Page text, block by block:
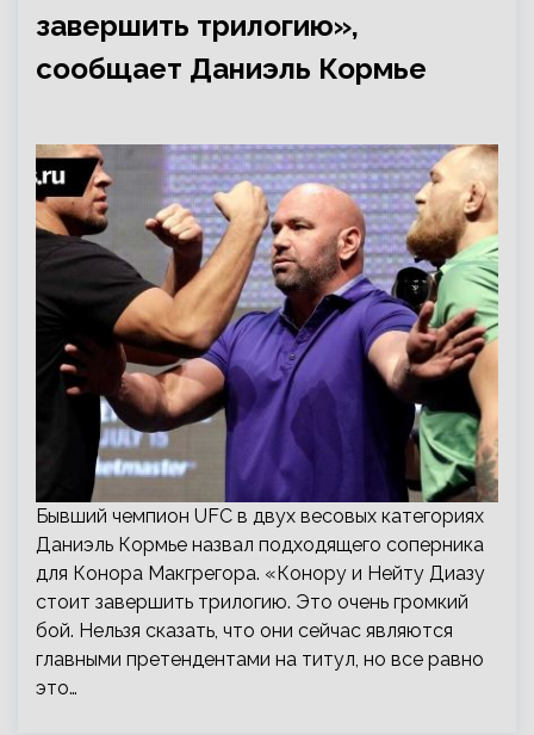
завершить трилогию»,
сообщает Даниэль Кормье
Бывший чемпион UFC в двух весовых категориях
Даниэль Кормье назвал подходящего соперника
для Конора Макгрегора. «Конору и Нейту Диазу
стоит завершить трилогию. Это очень громкий
бой. Нельзя сказать, что они сейчас являются
главными претендентами на титул, но все равно
это…